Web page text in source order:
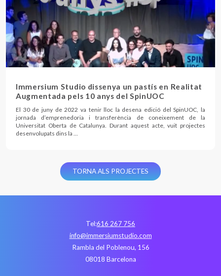
Immersium Studio dissenya un pastís en Realitat
Augmentada pels 10 anys del SpinUOC
El 30 de juny de 2022 va tenir lloc la desena edició del SpinUOC, la
jornada d’emprenedoria i transferència de coneixement de la
Universitat Oberta de Catalunya. Durant aquest acte, vuit projectes
desenvolupats dins la …
TORNA ALS PROJECTES
Tel:616 267 756
info@immersiumstudio.com
Rambla del Poblenou, 156
08018 Barcelona